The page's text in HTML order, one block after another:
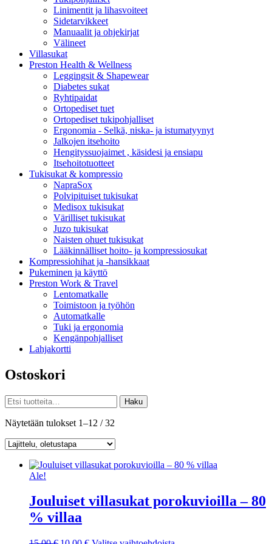
Linimentit ja lihasvoiteet
Sidetarvikkeet
Manuaalit ja ohjekirjat
Välineet
Villasukat
Preston Health & Wellness
Leggingsit & Shapewear
Diabetes sukat
Ryhtipaidat
Ortopediset tuet
Ortopediset tukipohjalliset
Ergonomia - Selkä, niska- ja istumatyynyt
Jalkojen itsehoito
Hengityssuojaimet , käsidesi ja ensiapu
Itsehoitotuotteet
Tukisukat & kompressio
NapraSox
Polvipituiset tukisukat
Medisox tukisukat
Värilliset tukisukat
Juzo tukisukat
Naisten ohuet tukisukat
Lääkinnälliset hoito- ja kompressiosukat
Kompressiohihat ja -hansikkaat
Pukeminen ja käyttö
Preston Work & Travel
Lentomatkalle
Toimistoon ja työhön
Automatkalle
Tuki ja ergonomia
Kengänpohjalliset
Lahjakortti
Ostoskori
Etsi: Haku
Näytetään tulokset 1–12 / 32
Ale!
Jouluiset villasukat porokuvioilla – 80
% villaa